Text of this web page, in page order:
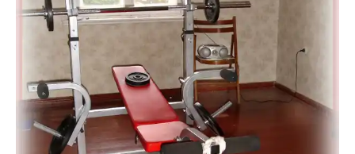
frugola